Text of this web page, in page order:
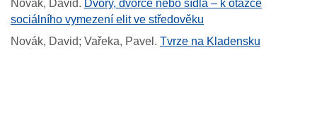
Novák, David. Dvory, dvorce nebo sídla – k otázce
sociálního vymezení elit ve středověku
Novák, David; Vařeka, Pavel . Tvrze na Kladensku